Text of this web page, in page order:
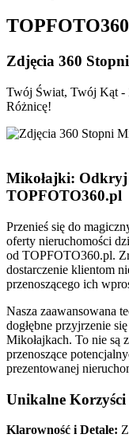
TOPFOTO360
​Zdjęcia 360 Stopni
Twój Świat, Twój Kąt -
Różnicę!
Mikołajki: Odkryj
TOPFOTO360.pl
Przenieś się do
oferty nieruchomości
od TOPFOTO360.pl.
dostarczenie klientom
przenoszącego ich
Nasza zaawansowana
dogłębne przyjrzenie
Mikołajkach. To nie są
przenoszące
prezentowanej
Unikalne Korzyści
Klarowność i Detale: